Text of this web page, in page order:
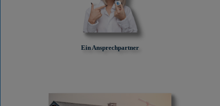
Ein Ansprechpartner